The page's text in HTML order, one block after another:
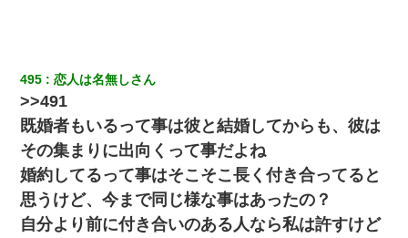
居酒屋にて。兄の紹介者「お酒飲みなって」私「未成年なので無
理です！」酷すぎるワードの連発で、耐えきれず店員に5千円を渡
し「お勘定です。逃がして下さい」その後、録音内容を父に聞か
せたら...
隣の部屋の住民の母親、オートロックを突破してマンションに入
り込んできたみたいで、ずっとドアの前で喚いてて滅茶苦茶うる
さかった。
495 恋人は名無しさん
>>491
既婚者もいるって事は彼と結婚してからも、彼は
その集まりに出向くって事だよね
婚約してるって事はそこそこ長く付き合ってると
思うけど、今まで同じ様な事はあったの？
自分より前に付き合いのある人なら私は許すけど